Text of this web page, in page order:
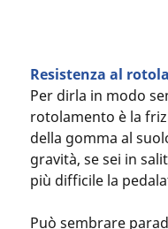
Resistenza al
Per dirla in modo
rotolamento è la
della gomma al
gravità, se sei in
più difficile la
Può sembrare